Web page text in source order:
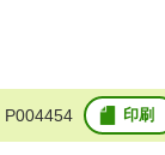
P004454 印刷